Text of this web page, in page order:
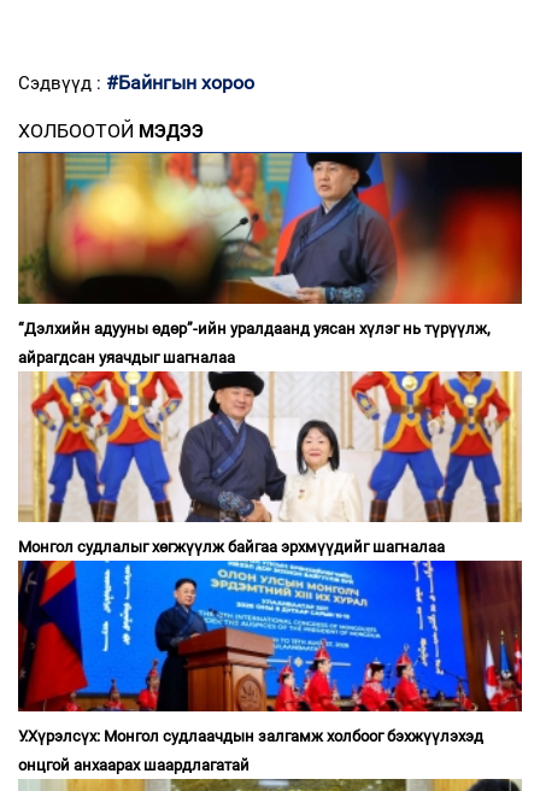
Сэдвүүд : #Байнгын хороо
ХОЛБООТОЙ МЭДЭЭ
“Дэлхийн адууны өдөр”-ийн уралдаанд уясан хүлэг нь түрүүлж,
айрагдсан уяачдыг шагналаа
Монгол судлалыг хөгжүүлж байгаа эрхмүүдийг шагналаа
У.Хүрэлсүх: Монгол судлаачдын залгамж холбоог бэхжүүлэхэд
онцгой анхаарах шаардлагатай